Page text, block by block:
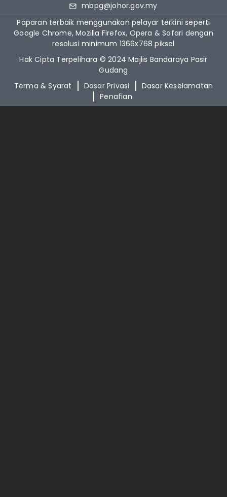
mbpg@johor.gov.my
Paparan terbaik menggunakan pelayar terkini seperti
Google Chrome, Mozilla Firefox, Opera & Safari dengan
resolusi minimum 1366x768 piksel
Hak Cipta Terpelihara © 2024 Majlis Bandaraya Pasir
Gudang
Terma & Syarat
Dasar Privasi
Dasar Keselamatan
Penafian